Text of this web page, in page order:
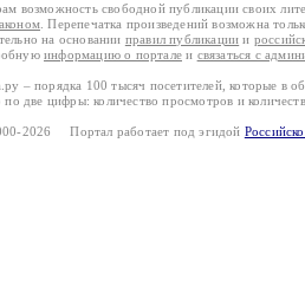
возможность свободной публикации своих
. Перепечатка произведений возможна
на основании правил публикации и
информацию о портале и связаться с
– порядка 100 тысяч посетителей, которые
две цифры: количество просмотров и
2026 Портал работает под эгидой